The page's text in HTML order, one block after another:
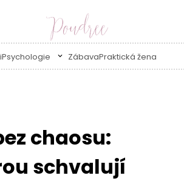
Psychologie ZábavaPraktická žena
chaosu:
schvalují